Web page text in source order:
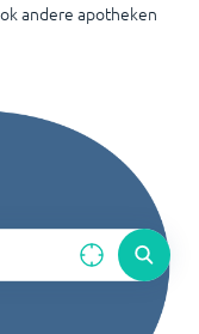
andere apotheken